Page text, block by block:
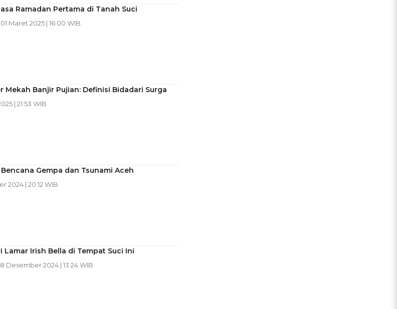
Ramadan Pertama di Tanah Suci
Maret 2025 | 16:00 WIB
Mekah Banjir Pujian: Definisi Bidadari Surga
| 21:53 WIB
Gempa dan Tsunami Aceh
2024 | 20:12 WIB
Lamar Irish Bella di Tempat Suci Ini
Desember 2024 | 13:24 WIB